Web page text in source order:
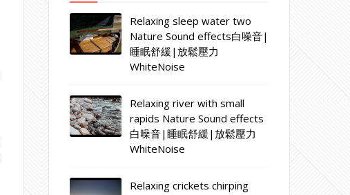
Relaxing sleep water two
Nature Sound effects白噪音|
睡眠舒緩|放鬆壓力
WhiteNoise
Relaxing river with small
rapids Nature Sound effects
白噪音|睡眠舒緩|放鬆壓力
WhiteNoise
Relaxing crickets chirping